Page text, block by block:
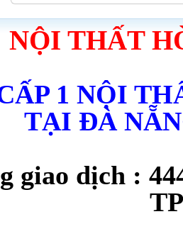
NỘI THẤT
1 NỘI
TẠI ĐÀ
giao dịch :